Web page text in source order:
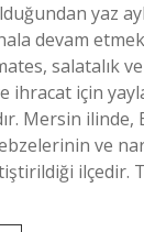
yaz
devam
salatalık
ihracat için
Mersin ilinde,
ve
ilçedir.